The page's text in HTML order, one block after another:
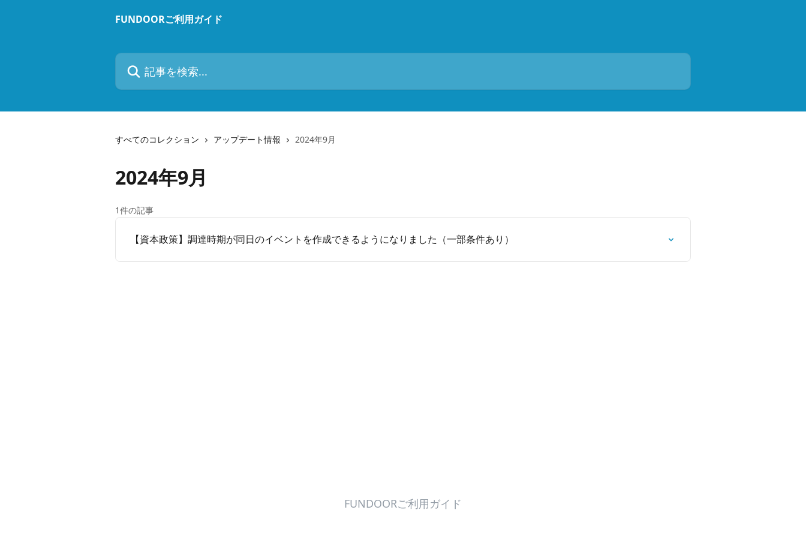
FUNDOORご利用ガイド
記事を検索...
すべてのコレクション アップデート情報 2024年9月
2024年9月
1件の記事
【資本政策】調達時期が同日のイベントを作成できるようになりました（一部条件あり）
FUNDOORご利用ガイド